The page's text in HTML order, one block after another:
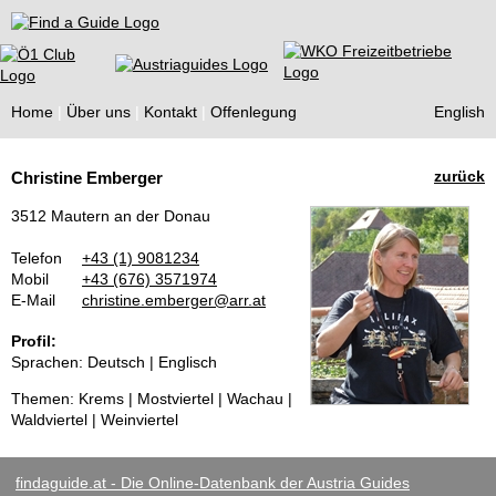
Find a Guide
Home Über uns Kontakt Offenlegung English
Guides
zurück
Christine Emberger
3512 Mautern an der Donau
Telefon
+43 (1) 9081234
Mobil
+43 (676) 3571974
E-Mail
christine.emberger@arr.at
Profil:
Sprachen: Deutsch | Englisch
Themen: Krems | Mostviertel | Wachau |
Waldviertel | Weinviertel
findaguide.at - Die Online-Datenbank der Austria Guides